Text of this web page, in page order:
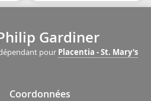
Gardiner
pour Placentia - St. Mary's
Coordonnées